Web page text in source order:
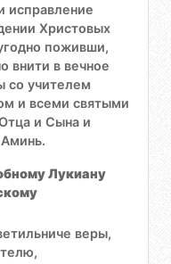
исправление
Христовых
поживши,
внити в вечное
со учителем
и всеми святыми
и Сына и
Лукиану
веры,